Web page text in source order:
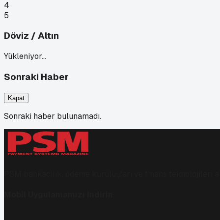
4
5
Döviz / Altın
Yükleniyor…
Sonraki Haber
Kapat
Sonraki haber bulunamadı.